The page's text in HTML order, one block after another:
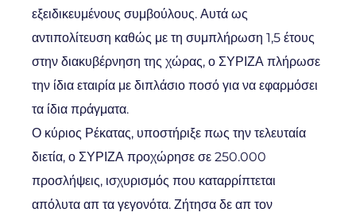
εξειδικευμένους συμβούλους. Αυτά ως
αντιπολίτευση καθώς με τη συμπλήρωση 1,5 έτους
στην διακυβέρνηση της χώρας, ο ΣΥΡΙΖΑ πλήρωσε
την ίδια εταιρία με διπλάσιο ποσό για να εφαρμόσει
τα ίδια πράγματα.
Ο κύριος Ρέκατας, υποστήριξε πως την τελευταία
διετία, ο ΣΥΡΙΖΑ προχώρησε σε 250.000
προσλήψεις, ισχυρισμός που καταρρίπτεται
απόλυτα απ τα γεγονότα. Ζήτησα δε απ τον